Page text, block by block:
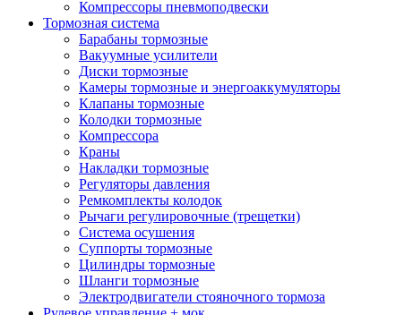
Компрессоры пневмоподвески
Тормозная система
Барабаны тормозные
Вакуумные усилители
Диски тормозные
Камеры тормозные и энергоаккумуляторы
Клапаны тормозные
Колодки тормозные
Компрессора
Краны
Накладки тормозные
Регуляторы давления
Ремкомплекты колодок
Рычаги регулировочные (трещетки)
Система осушения
Суппорты тормозные
Цилиндры тормозные
Шланги тормозные
Электродвигатели стояночного тормоза